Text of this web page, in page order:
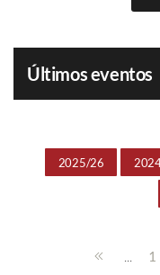
Últimos eventos
2025/26
... 1